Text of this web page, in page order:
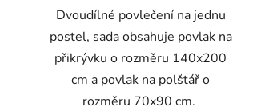
Dvoudílné povlečení na jednu
postel, sada obsahuje povlak na
přikrývku o rozměru 140x200
cm a povlak na polštář o
rozměru 70x90 cm.